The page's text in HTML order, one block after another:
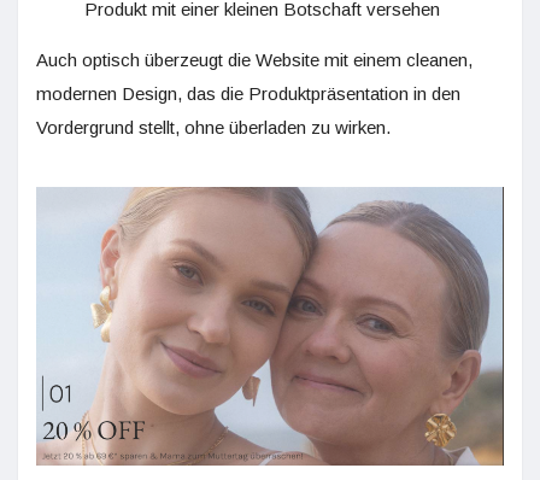
Produkt mit einer kleinen Botschaft versehen
Auch optisch überzeugt die Website mit einem cleanen,
modernen Design, das die Produktpräsentation in den
Vordergrund stellt, ohne überladen zu wirken.